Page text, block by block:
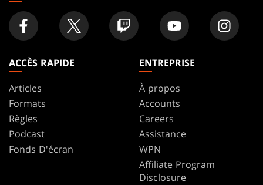
ACCÈS RAPIDE
Articles
Formats
Règles
Podcast
Fonds D'écran
ENTREPRISE
À propos
Accounts
Careers
Assistance
WPN
Affiliate Program
Disclosure